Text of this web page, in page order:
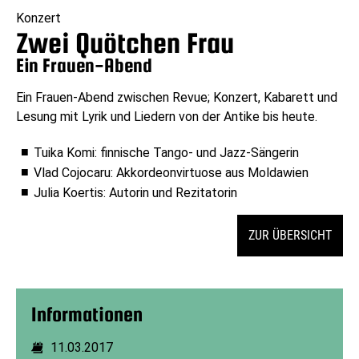
Konzert
Zwei Quötchen Frau
Ein Frauen-Abend
Ein Frauen-Abend zwischen Revue; Konzert, Kabarett und
Lesung mit Lyrik und Liedern von der Antike bis heute.
Tuika Komi: finnische Tango- und Jazz-Sängerin
Vlad Cojocaru: Akkordeonvirtuose aus Moldawien
Julia Koertis: Autorin und Rezitatorin
ZUR ÜBERSICHT
Informationen
Dauer:
11.03.2017